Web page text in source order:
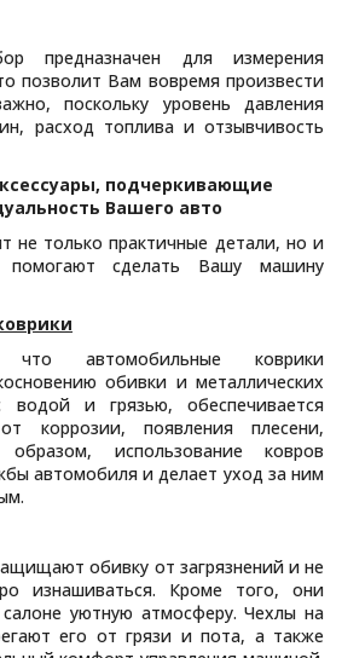
предназначен для измерения
позволит Вам вовремя произвести
поскольку уровень давления
расход топлива и отзывчивость
подчеркивающие
Вашего авто
не только практичные детали, но и
помогают сделать Вашу машину
что автомобильные коврики
обивки и металлических
водой и грязью, обеспечивается
коррозии, появления плесени,
использование ковров
автомобиля и делает уход за ним
обивку от загрязнений и не
изнашиваться. Кроме того, они
уютную атмосферу. Чехлы на
его от грязи и пота, а также